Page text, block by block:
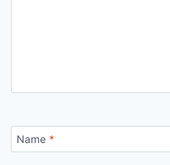
Name *